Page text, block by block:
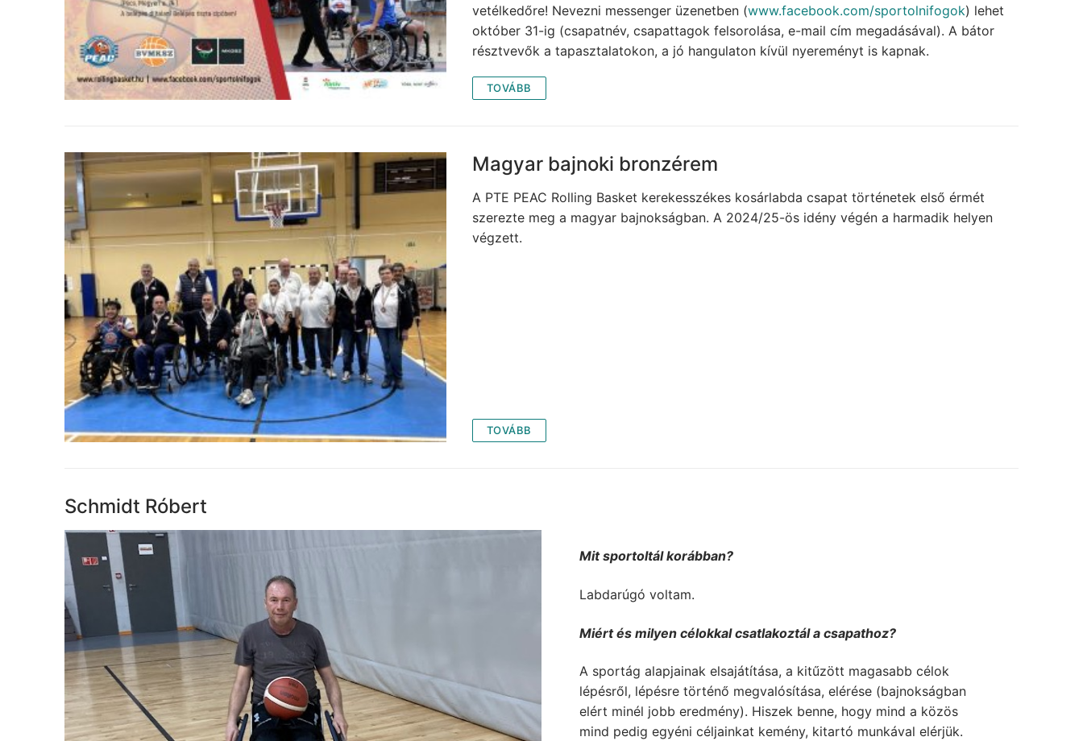
vetélkedőre! Nevezni messenger üzenetben (www.facebook.com/sportolnifogok) lehet
október 31-ig (csapatnév, csapattagok felsorolása, e-mail cím megadásával). A bátor
résztvevők a tapasztalatokon, a jó hangulaton kívül nyereményt is kapnak.
TOVÁBB
Magyar bajnoki bronzérem
A PTE PEAC Rolling Basket kerekesszékes kosárlabda csapat történetek első érmét
szerezte meg a magyar bajnokságban. A 2024/25-ös idény végén a harmadik helyen
végzett.
TOVÁBB
Schmidt Róbert
Mit sportoltál korábban?
Labdarúgó voltam.
Miért és milyen célokkal csatlakoztál a csapathoz?
A sportág alapjainak elsajátítása, a kitűzött magasabb célok
lépésről, lépésre történő megvalósítása, elérése (bajnokságban
elért minél jobb eredmény). Hiszek benne, hogy mind a közös
mind pedig egyéni céljainkat kemény, kitartó munkával elérjük.